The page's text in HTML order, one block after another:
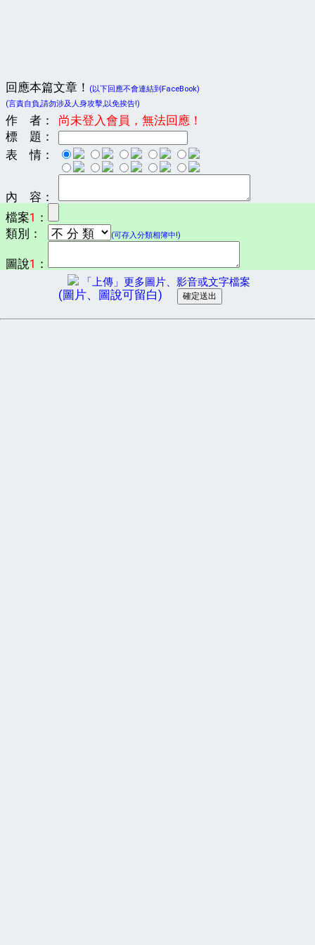
回應本篇文章！
(以下回應不會連結到FaceBook)
(言責自負,請勿涉及人身攻擊,以免挨告!)
作 者：
尚未登入會員，無法回應！
標 題：
表 情：
內 容：
檔案1 ：
類別：
(可存入分類相簿中!)
圖說1 ：
「上傳」更多圖片、影音或文字檔案
(圖片、圖說可留白)